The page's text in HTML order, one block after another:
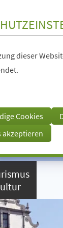
dieser
Cookies
akzeptieren